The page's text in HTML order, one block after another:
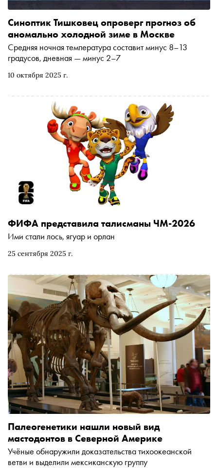
10 октября 2025 г.
Синоптик Тишковец опроверг прогноз об
аномально холодной зиме в Москве
Средняя ночная температура составит минус 8–13
градусов, дневная — минус 2–7
25 сентября 2025 г.
ФИФА представила талисманы ЧМ-2026
Ими стали лось, ягуар и орлан
Палеогенетики нашли новый вид
мастодонтов в Северной Америке
Учёные обнаружили доказательства тихоокеанской
ветви и выделили мексиканскую группу